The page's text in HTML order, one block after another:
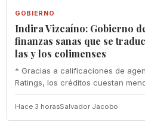
GOBIERNO
Indira Vizcaíno: Gobierno
finanzas sanas que se
las y los colimenses
* Gracias a calificaciones de
Ratings, los créditos cuestan
Hace 3 horasSalvador Jacobo